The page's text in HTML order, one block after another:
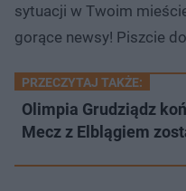
sytuacji w Twoim
gorące newsy! Piszcie
PRZECZYTAJ TAKŻE:
Olimpia Grudziądz
Mecz z Elblągiem